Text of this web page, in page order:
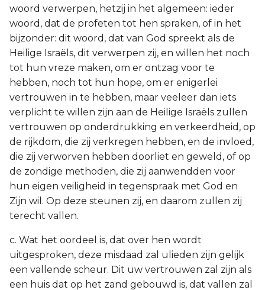
woord verwerpen, hetzij in het algemeen: ieder
woord, dat de profeten tot hen spraken, of in het
bijzonder: dit woord, dat van God spreekt als de
Heilige Israëls, dit verwerpen zij, en willen het noch
tot hun vreze maken, om er ontzag voor te
hebben, noch tot hun hope, om er enigerlei
vertrouwen in te hebben, maar veeleer dan iets
verplicht te willen zijn aan de Heilige Israëls zullen
vertrouwen op onderdrukking en verkeerdheid, op
de rijkdom, die zij verkregen hebben, en de invloed,
die zij verworven hebben doorliet en geweld, of op
de zondige methoden, die zij aanwendden voor
hun eigen veiligheid in tegenspraak met God en
Zijn wil. Op deze steunen zij, en daarom zullen zij
terecht vallen.
c. Wat het oordeel is, dat over hen wordt
uitgesproken, deze misdaad zal ulieden zijn gelijk
een vallende scheur. Dit uw vertrouwen zal zijn als
een huis dat op het zand gebouwd is, dat vallen zal